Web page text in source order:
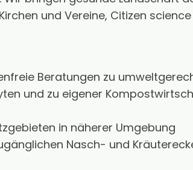
und Vereine, Citizen
Beratungen zu
und zu eigener
in näherer Umgebung
Nasch- und